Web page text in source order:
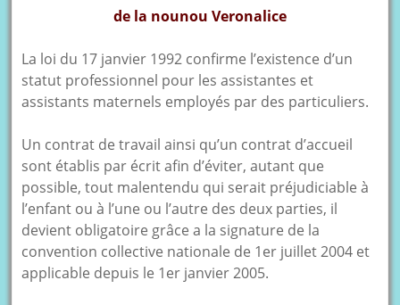
de la nounou Veronalice
La loi du 17 janvier 1992 confirme l’existence d’un
statut professionnel pour les assistantes et
assistants maternels employés par des particuliers.
Un contrat de travail ainsi qu’un contrat d’accueil
sont établis par écrit afin d’éviter, autant que
possible, tout malentendu qui serait préjudiciable à
l’enfant ou à l’une ou l’autre des deux parties, il
devient obligatoire grâce a la signature de la
convention collective nationale de 1er juillet 2004 et
applicable depuis le 1er janvier 2005.